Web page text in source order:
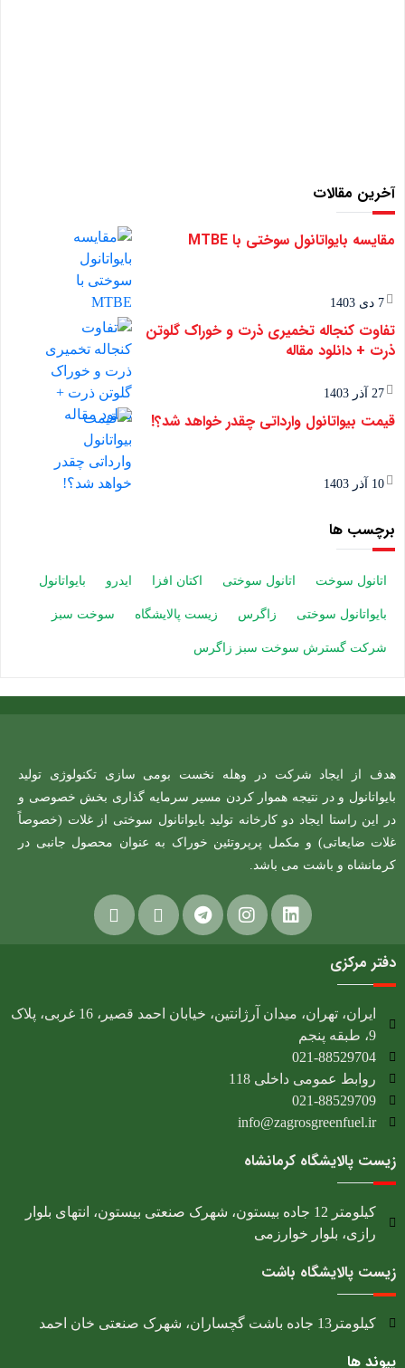
آخرین مقالات
مقایسه بایواتانول سوختی با MTBE
7 دی 1403
تفاوت کنجاله تخمیری ذرت و خوراک گلوتن
ذرت + دانلود مقاله
27 آذر 1403
قیمت بیواتانول وارداتی چقدر خواهد شد؟!
10 آذر 1403
برچسب ها
اتانول سوخت اتانول سوختی اکتان افزا ایدرو بایواتانول
بایواتانول سوختی زاگرس زیست پالایشگاه سوخت سبز
شرکت گسترش سوخت سبز زاگرس
هدف از ایجاد شرکت در وهله نخست بومی سازی تکنولوژی تولید
بایواتانول و در نتیجه هموار کردن مسیر سرمایه گذاری بخش خصوصی و
در این راستا ایجاد دو کارخانه تولید بایواتانول سوختی از غلات (خصوصاً
غلات ضایعاتی) و مکمل پرپروتئین خوراک به عنوان محصول جانبی در
کرمانشاه و باشت می باشد.
دفتر مرکزی
ایران، تهران، میدان آرژانتین، خیابان احمد قصیر، 16 غربی، پلاک
9، طبقه پنجم
021-88529704
روابط عمومی داخلی 118
021-88529709
info@zagrosgreenfuel.ir​
زیست پالایشگاه کرمانشاه
کیلومتر 12 جاده بیستون، شهرک صنعتی بیستون، انتهای بلوار
رازی، بلوار خوارزمی
زیست پالایشگاه باشت
کیلومتر13 جاده باشت گچساران، شهرک صنعتی خان احمد
پیوند ها